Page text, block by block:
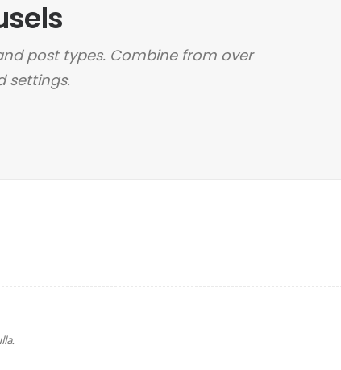
post types. Combine from over
settings.